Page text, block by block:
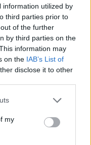
information utilized by
third parties prior to
of the further
by third parties on the
information may
on the IAB’s List of
disclose it to other
one or more Google
You may click to
third-party tags to
in below Google
my
az iskola
tanult,
összenőtt
az iskola
ápolni és